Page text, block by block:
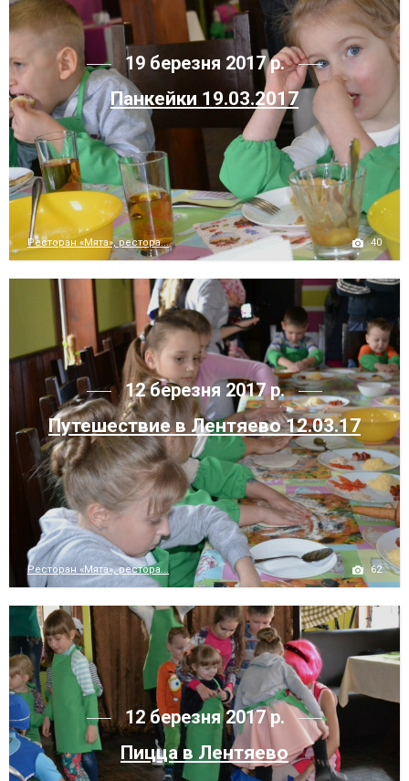
19 березня 2017 р.
Панкейки 19.03.2017
Ресторан «Мята», рестора... 40
12 березня 2017 р.
Путешествие в Лентяево 12.03.17
Ресторан «Мята», рестора... 62
12 березня 2017 р.
Пицца в Лентяево